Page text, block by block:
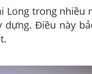
Long trong
Điều này